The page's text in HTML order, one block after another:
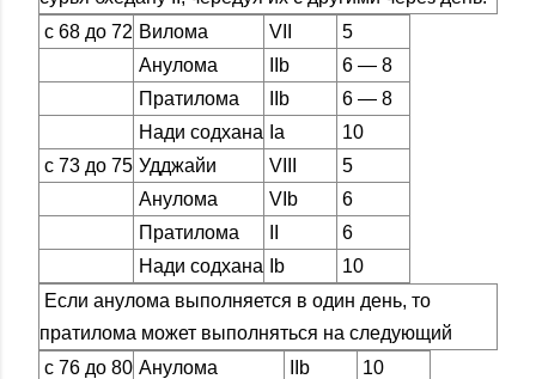
с 68 до 72 Вилома VII
5
Анулома
IIb
6 — 8
Пратилома
IIb
6 — 8
Нади содхана Ia
10
с 73 до 75 Удджайи VIII
5
Анулома
VIb
6
Пратилома
6
Нади содхана
Ib
10
Если анулома выполняется в один день, то
пратилома может выполняться на следующий
с 76 до 80 Анулома IIb
10